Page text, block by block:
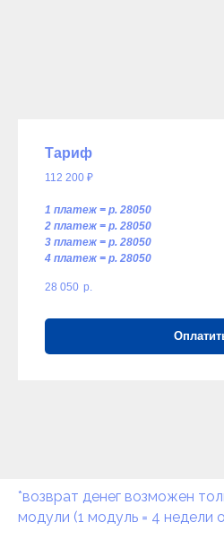
Тариф
112 200 ₽
1 платеж = p. 28050
2 платеж = p. 28050
3 платеж = p. 28050
4 платеж = p. 28050
28 050 р.
*возврат денег возможен
модули (1 модуль = 4 недели